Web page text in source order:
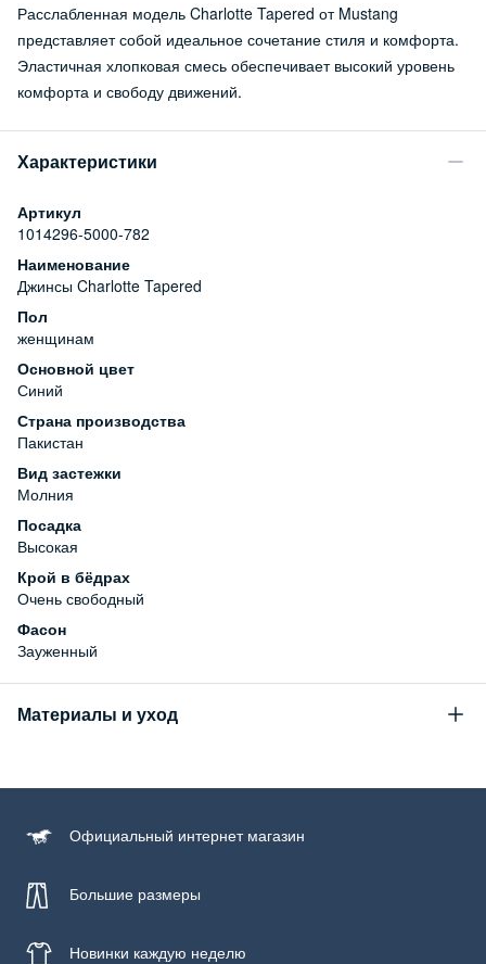
Расслабленная модель Charlotte Tapered от Mustang
представляет собой идеальное сочетание стиля и комфорта.
Эластичная хлопковая смесь обеспечивает высокий уровень
комфорта и свободу движений.
Характеристики
Артикул
1014296-5000-782
Наименование
Джинсы Charlotte Tapered
Пол
женщинам
Основной цвет
Синий
Страна производства
Пакистан
Вид застежки
Молния
Посадка
Высокая
Крой в бёдрах
Очень свободный
Фасон
Зауженный
Материалы и уход
99% хлопок, 1% эластан
Бережная стирка при температуре не более 30С, химчистка
запрещена, гладить при низкой температуре до 110С
Официальный интернет магазин
Большие размеры
Новинки каждую неделю